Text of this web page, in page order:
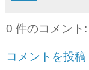
0 件のコメント:
コメントを投稿